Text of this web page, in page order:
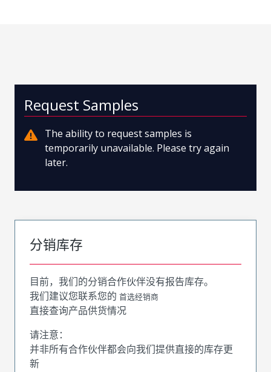
Request Samples
The ability to request samples is
temporarily unavailable. Please try again
later.
分销库存
目前，我们的分销合作伙伴没有报告库存。
我们建议您联系您的 首选经销商
直接查询产品供货情况
请注意：
并非所有合作伙伴都会向我们提供直接的库存更
新